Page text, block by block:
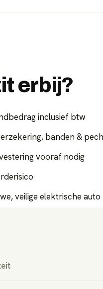
erbij?
inclusief btw
banden &
vooraf nodig
veilige elektrische auto